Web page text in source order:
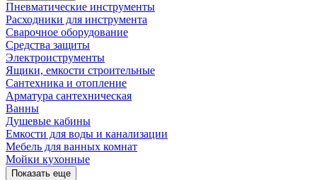
Пневматические инструменты
Расходники для инструмента
Сварочное оборудование
Средства защиты
Электроиструменты
Ящики, емкости строительные
Сантехника и отопление
Арматура сантехническая
Ванны
Душевые кабины
Емкости для воды и канализации
Мебель для ванных комнат
Мойки кухонные
Показать еще